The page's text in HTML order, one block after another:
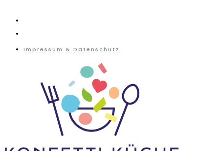
Impressum & Datenschutz